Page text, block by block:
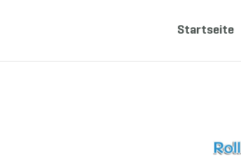
Startseite